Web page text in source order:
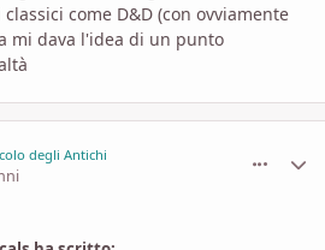
come D&D (con ovviamente
mi dava l'idea di un punto
degli Antichi